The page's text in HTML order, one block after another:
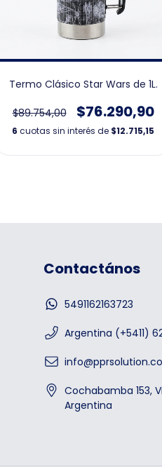
Termo Clásico Star Wars de 1L.
$89.754,00 $76.290,90
6 cuotas sin interés de $12.715,15
Contactános
5491162163723
Argentina (+5411)
Cochabamba 153,
Argentina